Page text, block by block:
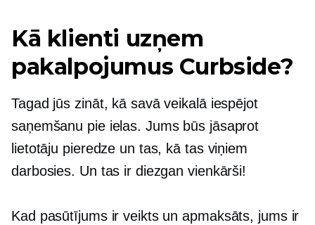
Kā klienti uzņem
pakalpojumus Curbside?
Tagad jūs zināt, kā savā veikalā iespējot
saņemšanu pie ielas. Jums būs jāsaprot
lietotāju pieredze un tas, kā tas viņiem
darbosies. Un tas ir diezgan vienkārši!
Kad pasūtījums ir veikts un apmaksāts, jums ir